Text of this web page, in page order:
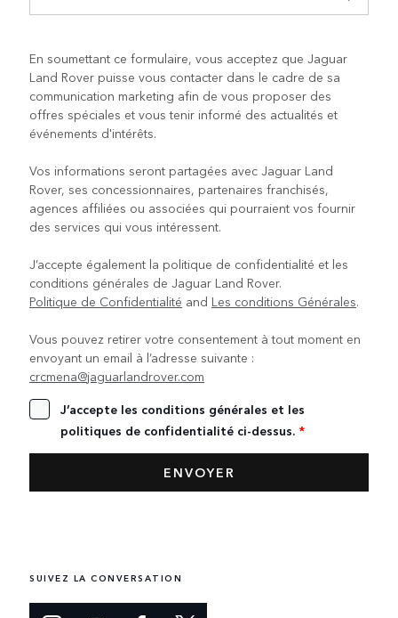
En soumettant ce formulaire, vous acceptez que Jaguar
Land Rover puisse vous contacter dans le cadre de sa
communication marketing afin de vous proposer des
offres spéciales et vous tenir informé des actualités et
événements d'intérêts.
Vos informations seront partagées avec Jaguar Land
Rover, ses concessionnaires, partenaires franchisés,
agences affiliées ou associées qui pourraient vos fournir
des services qui vous intéressent.
J’accepte également la politique de confidentialité et les
conditions générales de Jaguar Land Rover.
Politique de Confidentialité and Les conditions Générales.
Vous pouvez retirer votre consentement à tout moment en
envoyant un email à l’adresse suivante :
crcmena@jaguarlandrover.com
J’accepte les conditions générales et les
politiques de confidentialité ci-dessus. *
SUIVEZ LA CONVERSATION